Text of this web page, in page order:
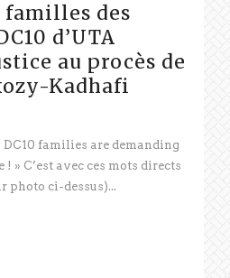
des
d’UTA
au procès de
Kadhafi
families are demanding
» C’est avec ces mots directs
photo ci-dessus)...